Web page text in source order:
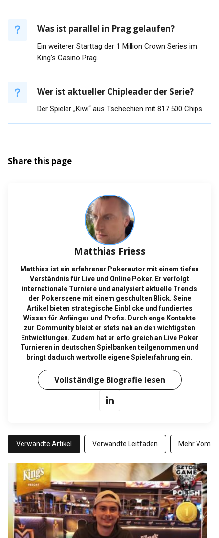
Was ist parallel in Prag gelaufen?
Ein weiterer Starttag der 1 Million Crown Series im
King’s Casino Prag.
Wer ist aktueller Chipleader der Serie?
Der Spieler „Kiwi“ aus Tschechien mit 817.500 Chips.
Share this page
Matthias Friess
Matthias ist ein erfahrener Pokerautor mit einem tiefen
Verständnis für Live und Online Poker. Er verfolgt
internationale Turniere und analysiert aktuelle Trends
der Pokerszene mit einem geschulten Blick. Seine
Artikel bieten strategische Einblicke und fundiertes
Wissen für Anfänger und Profis. Durch enge Kontakte
zur Community bleibt er stets nah an den wichtigsten
Entwicklungen. Zudem hat er erfolgreich an Live Poker
Turnieren in deutschen Spielbanken teilgenommen und
bringt dadurch wertvolle eigene Spielerfahrung ein.
Vollständige Biografie lesen
Verwandte Artikel Verwandte Leitfäden Mehr Vom